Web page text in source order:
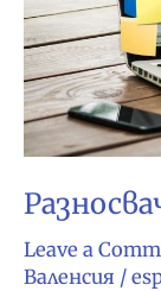
Leave a
Валенсия /